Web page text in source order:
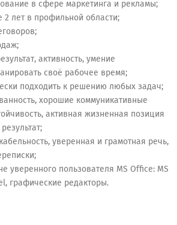
в сфере маркетинга и рекламы;
лет в профильной области;
активность, умение
своё рабочее время;
подходить к решению любых задач;
хорошие коммуникативные
активная жизненная позиция
уверенная и грамотная речь,
уверенного пользователя MS Office: MS
графические редакторы.